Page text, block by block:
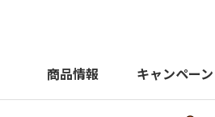
商品情報 キャンペーン